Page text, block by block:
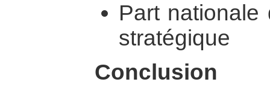
Part nationale
stratégique
Conclusion